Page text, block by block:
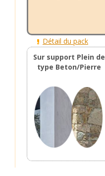
Détail du pack
Sur support Plein de
type Beton/Pierre